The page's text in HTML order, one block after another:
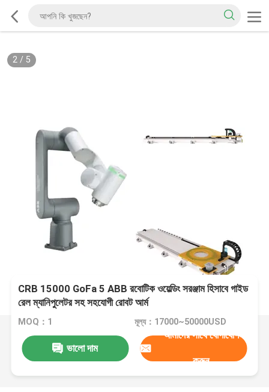
2/ 5
CRB 15000 GoFa 5 ABB রবোটিক ওয়েল্ডিং সরঞ্জাম হিসাবে গাইড
রেল ম্যানিপুলেটর সহ সহযোগী রোবট আর্ম
MOQ：1 মূল্য：17000~50000USD
ভালো দাম
আমাদের সাথে যোগাযোগ
করুন